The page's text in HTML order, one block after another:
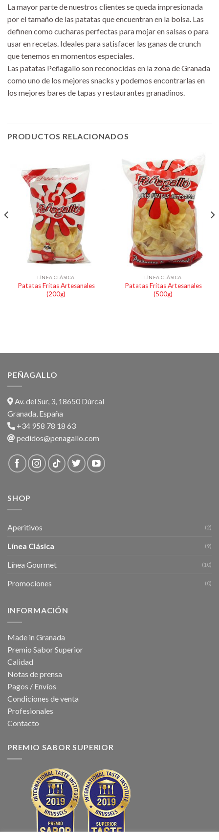
La mayor parte de nuestros clientes se queda impresionada
por el tamaño de las patatas que encuentran en la bolsa. Las
definen como cucharas perfectas para mojar en salsas o para
usar en recetas. Ideales para satisfacer las ganas de crunch
que tenemos en momentos especiales.
Las patatas Peñagallo son reconocidas en la zona de Granada
como uno de los mejores snacks y podemos encontrarlas en
los mejores bares de tapas y restaurantes granadinos.
PRODUCTOS RELACIONADOS
LÍNEA CLÁSICA
Patatas Fritas Artesanales
(200g)
LÍNEA CLÁSICA
Patatas Fritas Artesanales
(500g)
PEÑAGALLO
Av. del Sur, 3, 18650 Dúrcal
Granada, España
+34 958 78 18 63
pedidos@penagallo.com
SHOP
Aperitivos (2)
Línea Clásica (9)
Línea Gourmet (10)
Promociones (0)
INFORMACIÓN
Made in Granada
Premio Sabor Superior
Calidad
Notas de prensa
Pagos / Envíos
Condiciones de venta
Profesionales
Contacto
PREMIO SABOR SUPERIOR